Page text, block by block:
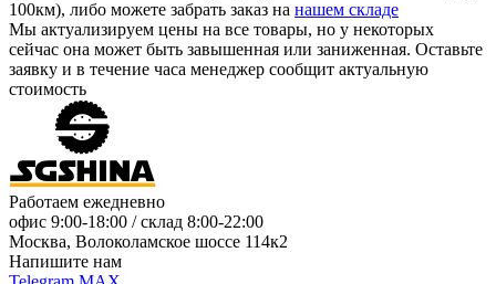
100км), либо можете забрать заказ на нашем складе
Мы актуализируем цены на все товары, но у некоторых
сейчас она может быть завышенная или заниженная. Оставьте
заявку и в течение часа менеджер сообщит актуальную
стоимость
Работаем ежедневно
офис 9:00-18:00 / склад 8:00-22:00
Москва, Волоколамское шоссе 114к2
Напишите нам